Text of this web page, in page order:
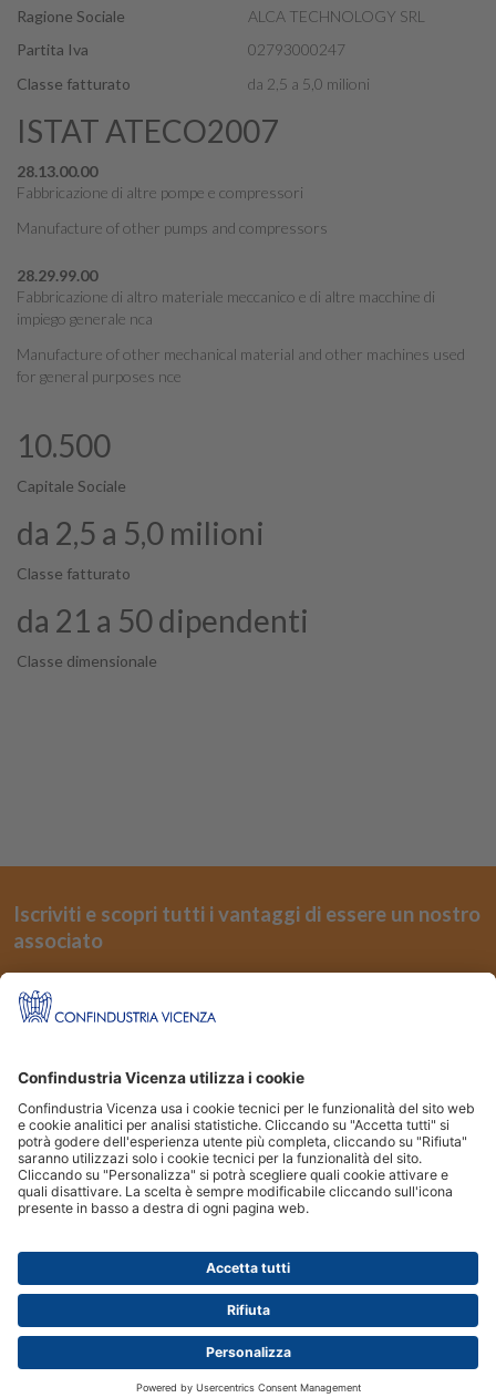
Ragione Sociale
ALCA TECHNOLOGY SRL
Partita Iva
02793000247
Classe fatturato
da 2,5 a 5,0 milioni
ISTAT ATECO2007
28.13.00.00
Fabbricazione di altre pompe e compressori
Manufacture of other pumps and compressors
28.29.99.00
Fabbricazione di altro materiale meccanico e di altre macchine di
impiego generale nca
Manufacture of other mechanical material and other machines used
for general purposes nce
10.500
Capitale Sociale
da 2,5 a 5,0 milioni
Classe fatturato
da 21 a 50 dipendenti
Classe dimensionale
Iscriviti e scopri tutti i vantaggi di essere un nostro
associato
Seguici su
Siti Partner:
Niuko
Energindustria
Confindustria Vicenza Piazza Castello 3 36100 Vicenza | Tel.0444.232500|
assind@confindustria.vicenza.it
Posta Elettronica Certificata (PEC):assind@pec.confindustriavicenza.it|
Codice Fiscale: 80002370247 Copyright 2026 © Confindustria Vicenza. Tutti i
Privacy sito|Informativa Confindustria Vicenza